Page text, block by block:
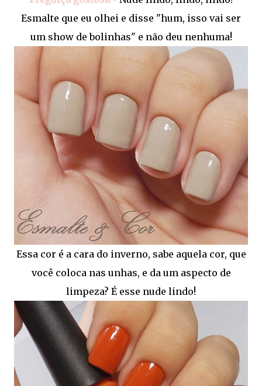
Esmalte que eu olhei e disse "hum, isso vai ser
um show de bolinhas" e não deu nenhuma!
Essa cor é a cara do inverno, sabe aquela cor, que
você coloca nas unhas, e da um aspecto de
limpeza? É esse nude lindo!